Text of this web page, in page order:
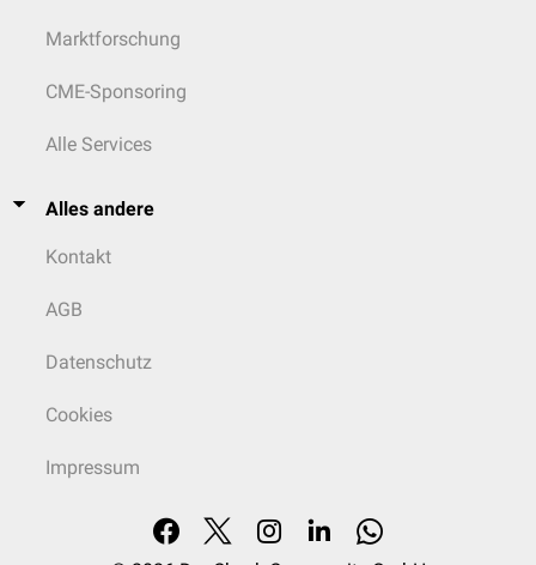
Marktforschung
CME-Sponsoring
Alle Services
Alles andere
Kontakt
AGB
Datenschutz
Cookies
Impressum